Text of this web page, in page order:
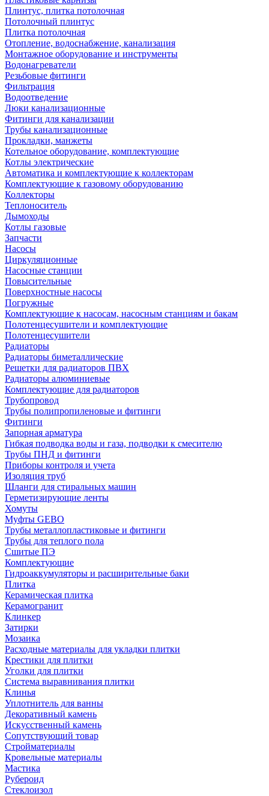
Плинтус, плитка потолочная
Потолочный плинтус
Плитка потолочная
Отопление, водоснабжение, канализация
Монтажное оборудование и инструменты
Водонагреватели
Резьбовые фитинги
Фильтрация
Водоотведение
Люки канализационные
Фитинги для канализации
Трубы канализационные
Прокладки, манжеты
Котельное оборудование, комплектующие
Котлы электрические
Автоматика и комплектующие к коллекторам
Комплектующие к газовому оборудованию
Коллекторы
Теплоноситель
Дымоходы
Котлы газовые
Запчасти
Насосы
Циркуляционные
Насосные станции
Повысительные
Поверхностные насосы
Погружные
Комплектующие к насосам, насосным станциям и бакам
Полотенцесушители и комплектующие
Полотенцесушители
Радиаторы
Радиаторы биметаллические
Решетки для радиаторов ПВХ
Радиаторы алюминиевые
Комплектующие для радиаторов
Трубопровод
Трубы полипропиленовые и фитинги
Фитинги
Запорная арматура
Гибкая подводка воды и газа, подводки к смесителю
Трубы ПНД и фитинги
Приборы контроля и учета
Изоляция труб
Шланги для стиральных машин
Герметизирующие ленты
Хомуты
Муфты GEBO
Трубы металлопластиковые и фитинги
Трубы для теплого пола
Сшитые ПЭ
Комплектующие
Гидроаккумуляторы и расширительные баки
Плитка
Керамическая плитка
Керамогранит
Клинкер
Затирки
Мозаика
Расходные материалы для укладки плитки
Крестики для плитки
Уголки для плитки
Система выравнивания плитки
Клинья
Уплотнитель для ванны
Декоративный камень
Искусственный камень
Сопутствующий товар
Стройматериалы
Кровельные материалы
Мастика
Рубероид
Стеклоизол